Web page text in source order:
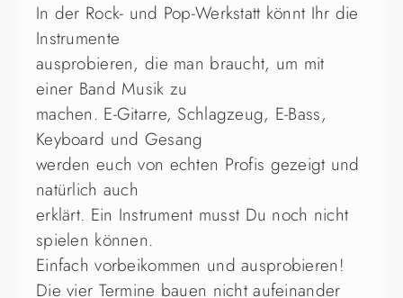
In der Rock- und Pop-Werkstatt könnt Ihr die
Instrumente
ausprobieren, die man braucht, um mit
einer Band Musik zu
machen. E-Gitarre, Schlagzeug, E-Bass,
Keyboard und Gesang
werden euch von echten Profis gezeigt und
natürlich auch
erklärt. Ein Instrument musst Du noch nicht
spielen können.
Einfach vorbeikommen und ausprobieren!
Die vier Termine bauen nicht aufeinander